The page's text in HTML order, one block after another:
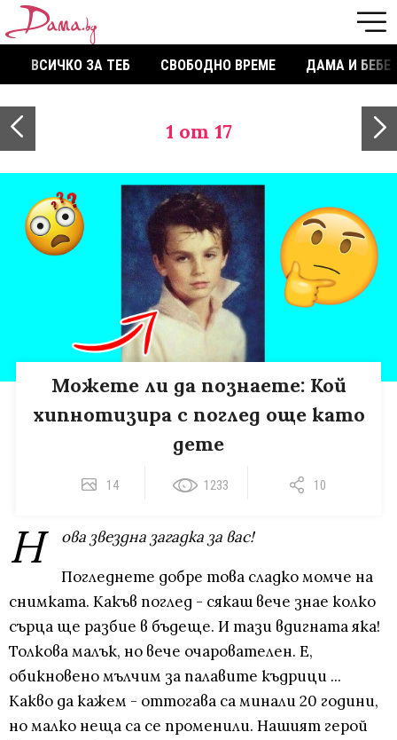
ВСИЧКО ЗА ТЕБ СВОБОДНО ВРЕМЕ ДАМА И БЕБЕ
1 от 17
Можете ли да познаете: Кой
хипнотизира с поглед още като
дете
14 1233 10
Н ова звездна загадка за вас!
Погледнете добре това сладко момче на
снимката. Какъв поглед - сякаш вече знае колко
сърца ще разбие в бъдеще. И тази вдигната яка!
Толкова малък, но вече очарователен. Е,
обикновено мълчим за палавите къдрици ...
Какво да кажем - оттогава са минали 20 години,
но малко неща са се променили. Нашият герой